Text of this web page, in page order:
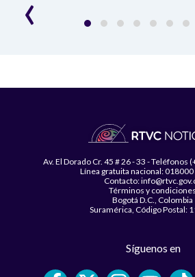
Av. El Dorado Cr. 45 # 26 - 33 - Teléfonos
Línea gratuita nacional:
Contacto:
Términos y condiciones
Bogotá D.C., Colombia
Suramérica, Código Postal:
Síguenos en